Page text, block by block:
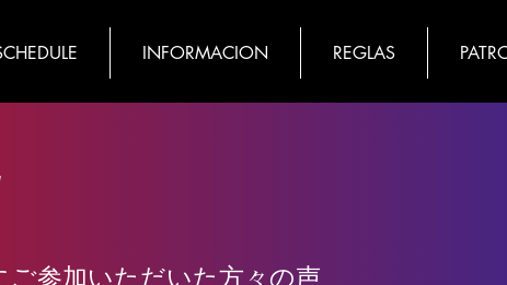
INFORMACION REGLAS
参加いただいた方々の声